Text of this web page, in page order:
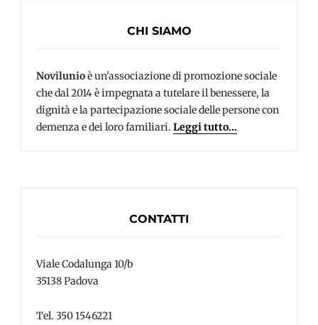
CHI SIAMO
Novilunioè un'associazione di promozione sociale
che dal 2014 è impegnata a tutelare il benessere, la
dignità e la partecipazione sociale delle persone con
demenza e dei loro familiari. Leggi tutto...
CONTATTI
Viale Codalunga 10/b
35138 Padova
Tel. 350 1546221